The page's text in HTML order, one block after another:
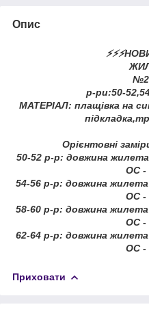
Опис
р-ри:50-
МАТЕРІАЛ: плащівка на
Орієнтовні
50-52 р-р: довжина
ОС -
54-56 р-р: довжина
ОС -
58-60 р-р: довжина
ОС -
62-64 р-р: довжина
ОС -
Приховати